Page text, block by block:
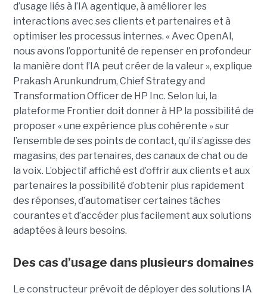
d’usage liés à l’IA agentique, à améliorer les
interactions avec ses clients et partenaires et à
optimiser les processus internes. « Avec OpenAI,
nous avons l’opportunité de repenser en profondeur
la manière dont l’IA peut créer de la valeur », explique
Prakash Arunkundrum, Chief Strategy and
Transformation Officer de HP Inc. Selon lui, la
plateforme Frontier doit donner à HP la possibilité de
proposer « une expérience plus cohérente » sur
l’ensemble de ses points de contact, qu’il s’agisse des
magasins, des partenaires, des canaux de chat ou de
la voix. L’objectif affiché est d’offrir aux clients et aux
partenaires la possibilité d’obtenir plus rapidement
des réponses, d’automatiser certaines tâches
courantes et d’accéder plus facilement aux solutions
adaptées à leurs besoins.
Des cas d’usage dans plusieurs domaines
Le constructeur prévoit de déployer des solutions IA